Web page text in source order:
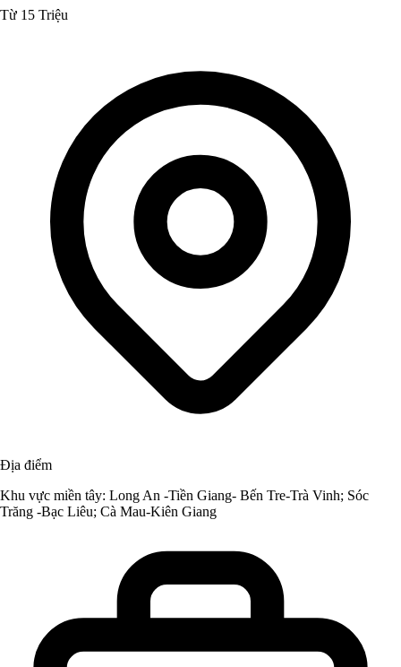
Từ 15 Triệu
Địa điểm
Khu vực miền tây: Long An -Tiền Giang- Bến Tre-Trà Vinh; Sóc
Trăng -Bạc Liêu; Cà Mau-Kiên Giang